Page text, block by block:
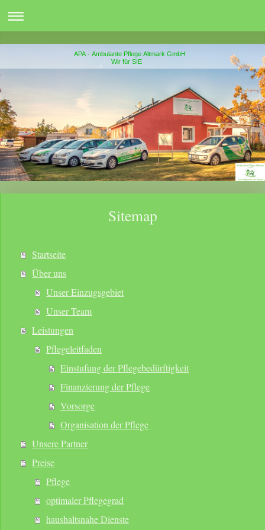
APA - Ambulante Pflege Altmark GmbH
Wir für SIE
Sitemap
Startseite
Über uns
Unser Einzugsgebiet
Unser Team
Leistungen
Pflegeleitfaden
Einstufung der Pflegebedürftigkeit
Finanzierung der Pflege
Vorsorge
Organisation der Pflege
Unsere Partner
Preise
Pflege
optimaler Pflegegrad
haushaltsnahe Dienste